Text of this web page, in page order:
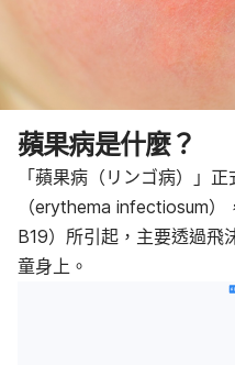
蘋果病是什麼？
「蘋果病（リンゴ病）」
（erythema infectiosum
B19）所引起，主要透過飛
童身上。